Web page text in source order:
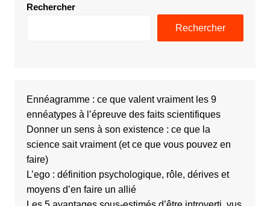
Rechercher
Rechercher
Ennéagramme : ce que valent vraiment les 9
ennéatypes à l’épreuve des faits scientifiques
Donner un sens à son existence : ce que la
science sait vraiment (et ce que vous pouvez en
faire)
L’ego : définition psychologique, rôle, dérives et
moyens d’en faire un allié